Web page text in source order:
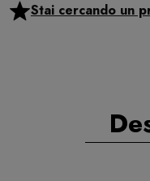
Stai cercando un